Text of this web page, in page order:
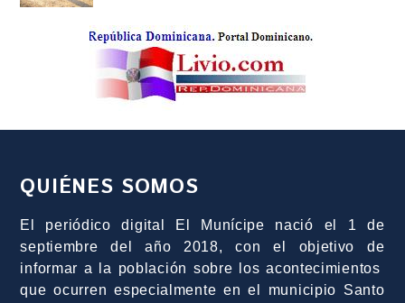
QUIÉNES SOMOS
El periódico digital El Munícipe nació el 1 de
septiembre del año 2018, con el objetivo de
informar a la población sobre los acontecimientos
que ocurren especialmente en el municipio Santo